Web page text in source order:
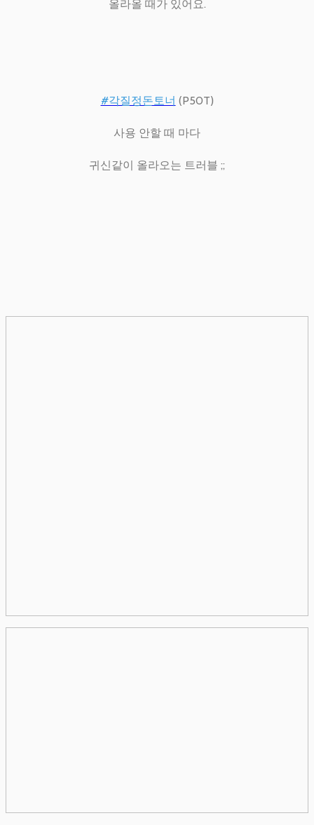
올라올 때가 있어요.
#각질정돈토너 (P50T)
사용 안할 때 마다
귀신같이 올라오는 트러블 ;;